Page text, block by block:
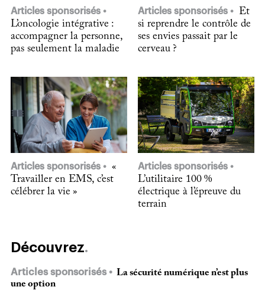
Articles sponsorisés
L’oncologie intégrative :
accompagner la personne,
pas seulement la maladie
Articles sponsorisés
Et
si reprendre le contrôle de
ses envies passait par le
cerveau ?
Articles sponsorisés
«
Travailler en EMS, c’est
célébrer la vie »
Articles sponsorisés
L’utilitaire 100 %
électrique à l’épreuve du
terrain
Découvrez
Articles sponsorisés
La sécurité numérique n’est plus
une option